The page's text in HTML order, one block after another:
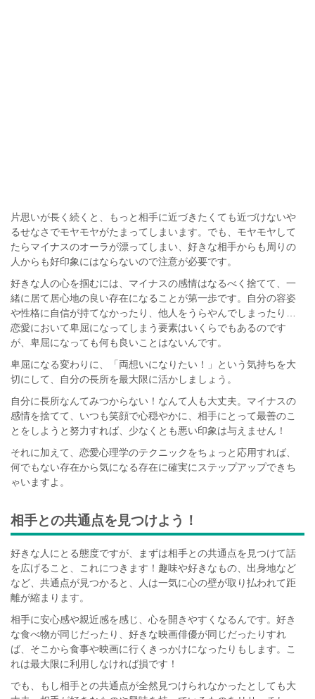
片思いが長く続くと、もっと相手に近づきたくても近づけないや
るせなさでモヤモヤがたまってしまいます。でも、モヤモヤして
たらマイナスのオーラが漂ってしまい、好きな相手からも周りの
人からも好印象にはならないので注意が必要です。
好きな人の心を掴むには、マイナスの感情はなるべく捨てて、一
緒に居て居心地の良い存在になることが第一歩です。自分の容姿
や性格に自信が持てなかったり、他人をうらやんでしまったり…
恋愛において卑屈になってしまう要素はいくらでもあるのです
が、卑屈になっても何も良いことはないんです。
卑屈になる変わりに、「両想いになりたい！」という気持ちを大
切にして、自分の長所を最大限に活かしましょう。
自分に長所なんてみつからない！なんて人も大丈夫。マイナスの
感情を捨てて、いつも笑顔で心穏やかに、相手にとって最善のこ
とをしようと努力すれば、少なくとも悪い印象は与えません！
それに加えて、恋愛心理学のテクニックをちょっと応用すれば、
何でもない存在から気になる存在に確実にステップアップできち
ゃいますよ。
相手との共通点を見つけよう！
好きな人にとる態度ですが、まずは相手との共通点を見つけて話
を広げること、これにつきます！趣味や好きなもの、出身地など
など、共通点が見つかると、人は一気に心の壁が取り払われて距
離が縮まります。
相手に安心感や親近感を感じ、心を開きやすくなるんです。好き
な食べ物が同じだったり、好きな映画俳優が同じだったりすれ
ば、そこから食事や映画に行くきっかけになったりもします。こ
れは最大限に利用しなければ損です！
でも、もし相手との共通点が全然見つけられなかったとしても大